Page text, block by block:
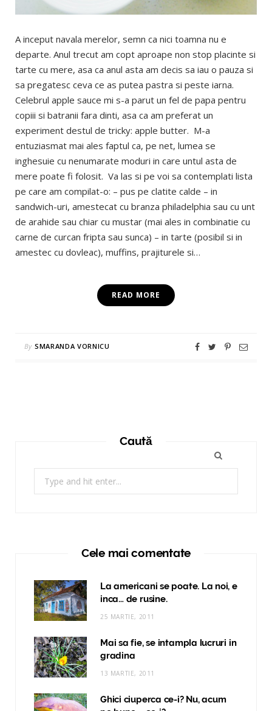
A inceput navala merelor, semn ca nici toamna nu e
departe. Anul trecut am copt aproape non stop placinte si
tarte cu mere, asa ca anul asta am decis sa iau o pauza si
sa pregatesc ceva ce as putea pastra si peste iarna.
Celebrul apple sauce mi s-a parut un fel de papa pentru
copiii si batranii fara dinti, asa ca am preferat un
experiment destul de tricky: apple butter. M-a
entuziasmat mai ales faptul ca, pe net, lumea se
inghesuie cu nenumarate moduri in care untul asta de
mere poate fi folosit. Va las si pe voi sa contemplati lista
pe care am compilat-o: – pus pe clatite calde – in
sandwich-uri, amestecat cu branza philadelphia sau cu unt
de arahide sau chiar cu mustar (mai ales in combinatie cu
carne de curcan fripta sau sunca) – in tarte (posibil si in
amestec cu dovleac), muffins, prajiturele si…
READ MORE
By SMARANDA VORNICU
Caută
for:
Cele mai comentate
La americani se poate. La noi, e
inca… de rusine.
25 MARTIE, 2011
Mai sa fie, se intampla lucruri in
gradina
13 MARTIE, 2011
Ghici ciuperca ce-i? Nu, acum